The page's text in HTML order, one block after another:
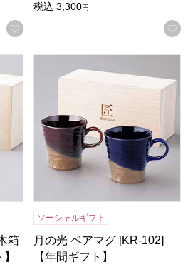
お気に入りに登録する
税込 3,300円
箱
ソーシャルギフト
月の光 ペアマグ [KR-102]
【年間ギフト】